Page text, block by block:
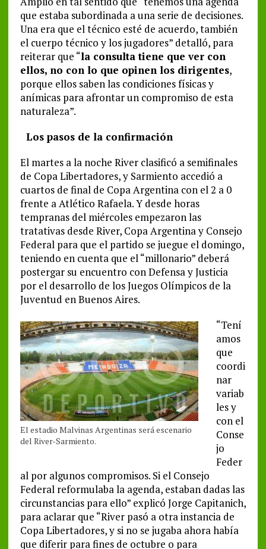
que estaba subordinada a una serie de decisiones.
Una era que el técnico esté de acuerdo, también
el cuerpo técnico y los jugadores” detalló, para
reiterar que “la consulta tiene que ver con
ellos, no con lo que opinen los dirigentes,
porque ellos saben las condiciones físicas y
anímicas para afrontar un compromiso de esta
naturaleza”.
Los pasos de la confirmación
El martes a la noche River clasificó a semifinales
de Copa Libertadores, y Sarmiento accedió a
cuartos de final de Copa Argentina con el 2 a 0
frente a Atlético Rafaela. Y desde horas
tempranas del miércoles empezaron las
tratativas desde River, Copa Argentina y Consejo
Federal para que el partido se juegue el domingo,
teniendo en cuenta que el “millonario” deberá
postergar su encuentro con Defensa y Justicia
por el desarrollo de los Juegos Olímpicos de la
Juventud en Buenos Aires.
El estadio Malvinas Argentinas será escenario
del River-Sarmiento.
“Tení
amos
que
coordi
nar
variab
les y
con el
Conse
jo
Feder
al por algunos compromisos. Si el Consejo
Federal reformulaba la agenda, estaban dadas las
circunstancias para ello” explicó Jorge Capitanich,
para aclarar que “River pasó a otra instancia de
Copa Libertadores, y si no se jugaba ahora había
que diferir para fines de octubre o para